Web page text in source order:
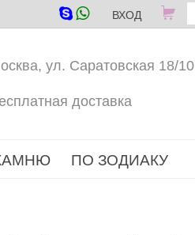
ВХОД
ул. Саратовская 18/10
доставка
ПО ЗОДИАКУ